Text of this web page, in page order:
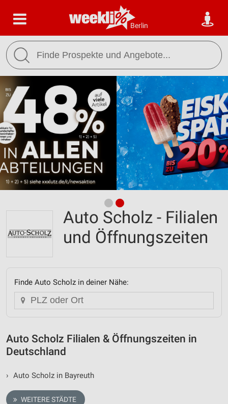
Berlin
Auto Scholz - Filialen
und Öffnungszeiten
Finde Auto Scholz in deiner Nähe:
Auto Scholz Filialen & Öffnungszeiten in
Deutschland
› Auto Scholz in Bayreuth
WEITERE STÄDTE